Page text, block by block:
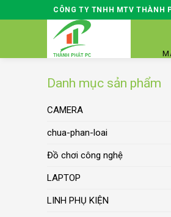
to
CÔNG TY TNHH MTV THÀNH
Danh mục sản phẩm
CAMERA
chua-phan-loai
Đồ chơi công nghệ
LAPTOP
LINH PHỤ KIỆN